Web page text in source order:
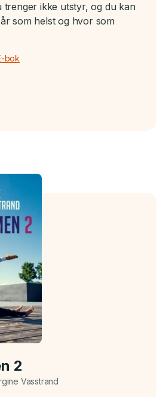
trenger ikke utstyr, og du kan
som helst og hvor som
bok
2
Vasstrand